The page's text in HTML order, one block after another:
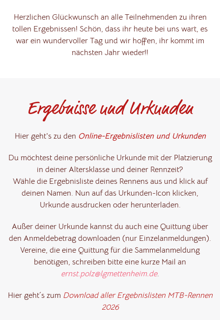
Herzlichen Glückwunsch an alle Teilnehmenden zu ihren
tollen Ergebnissen! Schön, dass ihr heute bei uns wart, es
war ein wundervoller Tag und wir hoffen, ihr kommt im
nächsten Jahr wieder!!
Ergebnisse und Urkunden
Hier geht's zu den Online-Ergebnislisten und Urkunden
Du möchtest deine persönliche Urkunde mit der Platzierung
in deiner Altersklasse und deiner Rennzeit?
Wähle die Ergebnisliste deines Rennens aus und klick auf
deinen Namen. Nun auf das Urkunden-Icon klicken,
Urkunde ausdrucken oder herunterladen.
Außer deiner Urkunde kannst du auch eine Quittung über
den Anmeldebetrag downloaden (nur Einzelanmeldungen).
Vereine, die eine Quittung für die Sammelanmeldung
benötigen, schreiben bitte eine kurze Mail an
ernst.polz@lgmettenheim.de.
Hier geht´s zum Download aller Ergebnislisten MTB-Rennen
2026